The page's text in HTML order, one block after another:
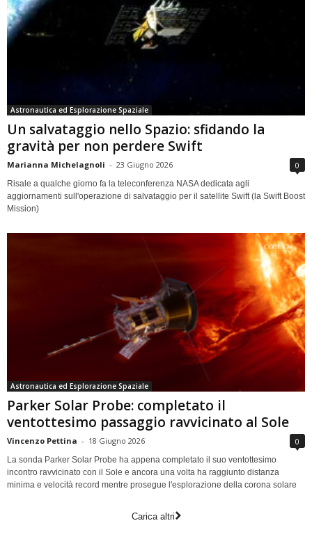
Astronautica ed Esplorazione Spaziale
Un salvataggio nello Spazio: sfidando la
gravità per non perdere Swift
Marianna Michelagnoli - 23 Giugno 2026 0
Risale a qualche giorno fa la teleconferenza NASA dedicata agli
aggiornamenti sull'operazione di salvataggio per il satellite Swift (la Swift Boost
Mission)
Astronautica ed Esplorazione Spaziale
Parker Solar Probe: completato il
ventottesimo passaggio ravvicinato al Sole
Vincenzo Pettina - 18 Giugno 2026 0
La sonda Parker Solar Probe ha appena completato il suo ventottesimo
incontro ravvicinato con il Sole e ancora una volta ha raggiunto distanza
minima e velocità record mentre prosegue l'esplorazione della corona solare
Carica altri